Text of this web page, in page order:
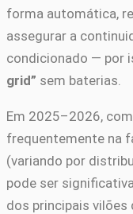
forma automática,
assegurar a
condicionado — por
grid” sem baterias.
Em 2025–2026,
frequentemente na
(variando por
pode ser
dos principais vilões